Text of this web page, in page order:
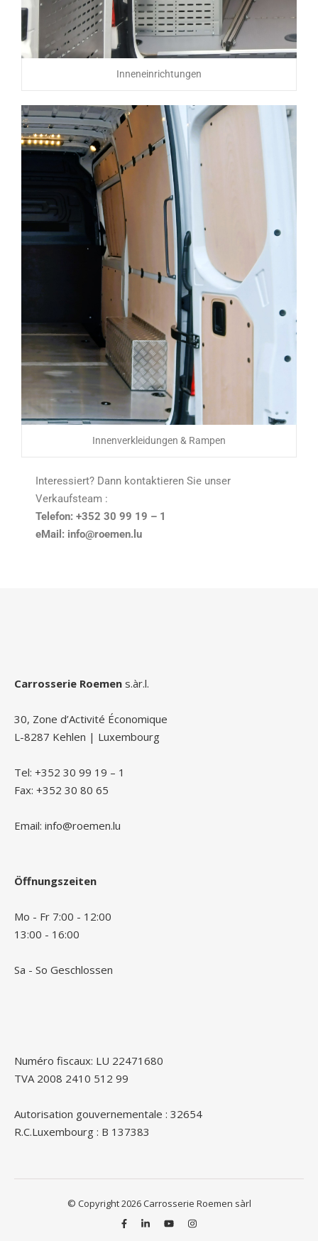
Inneneinrichtungen
Innenverkleidungen & Rampen
Interessiert? Dann kontaktieren Sie unser
Verkaufsteam :
Telefon: +352 30 99 19 – 1
eMail: info@roemen.lu
Carrosserie Roemen s.àr.l.
30, Zone d’Activité Économique
L-8287 Kehlen | Luxembourg
Tel: +352 30 99 19 – 1
Fax: +352 30 80 65
Email: info@roemen.lu
Öffnungszeiten
Mo - Fr 7:00 - 12:00
13:00 - 16:00
Sa - So Geschlossen
Numéro fiscaux: LU 22471680
TVA 2008 2410 512 99
Autorisation gouvernementale : 32654
R.C.Luxembourg : B 137383
© Copyright 2026 Carrosserie Roemen sàrl